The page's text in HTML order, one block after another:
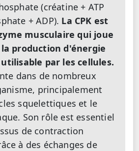
(créatine + ATP
+ ADP). La CPK est
musculaire qui joue
production d'énergie
par les cellules.
dans de nombreux
principalement
squelettiques et le
Son rôle est essentiel
de contraction
à des échanges de